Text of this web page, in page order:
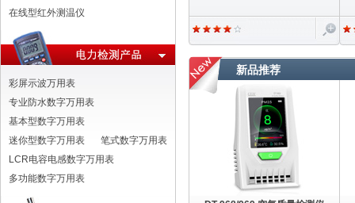
在线型红外测温仪
彩屏示波万用表
专业防水数字万用表
基本型数字万用表
迷你型数字万用表
笔式数字万用表
LCR电容电感数字万用表
多功能数字万用表
新品推荐